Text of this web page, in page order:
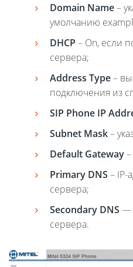
Domain Name–
умолчанию
DHCP – On, если
сервера;
Address Type–
подключения из
SIP Phone IP
Subnet Mask–
Default Gateway
Primary DNS – IP-
сервера;
Secondary DNS —
сервера.